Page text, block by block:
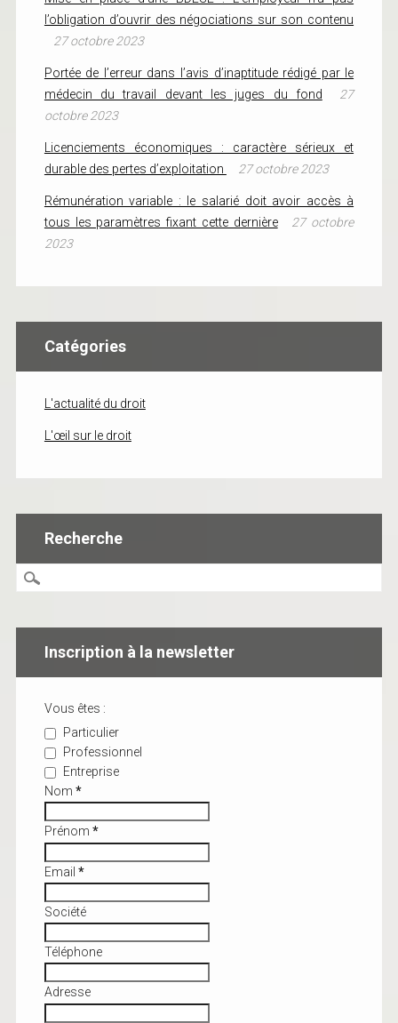
l’obligation d’ouvrir des négociations sur son contenu
27 octobre 2023
Portée de l’erreur dans l’avis d’inaptitude rédigé par le
médecin du travail devant les juges du fond
27
octobre 2023
Licenciements économiques : caractère sérieux et
durable des pertes d’exploitation
27 octobre 2023
Rémunération variable : le salarié doit avoir accès à
tous les paramètres fixant cette dernière
27 octobre
2023
Catégories
L'actualité du droit
L'œil sur le droit
Recherche
Inscription à la newsletter
Vous êtes :
Particulier
Professionnel
Entreprise
Nom *
Prénom *
Email *
Société
Téléphone
Adresse